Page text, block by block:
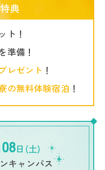
典
ト！
準備！
レゼント ！
の無料体験宿泊 ！
08日(土)
キャンパス